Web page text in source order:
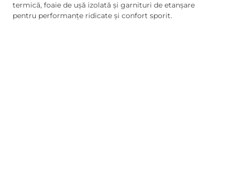
termică, foaie de ușă izolată și garnituri de etanșare
pentru performanțe ridicate și confort sporit.